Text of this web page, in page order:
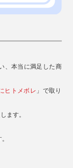
、本当に満足した商
ヒトメボレ 」で取り
ます。